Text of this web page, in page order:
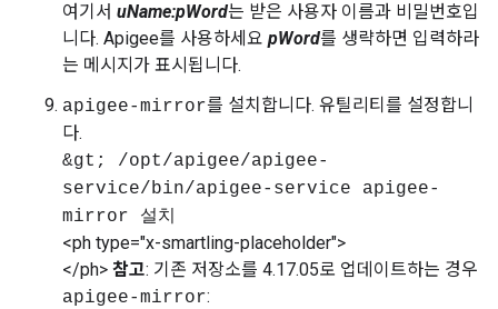
여기서 uName:pWord는 받은 사용자 이름과 비밀번호입
니다. Apigee를 사용하세요 pWord를 생략하면 입력하라
는 메시지가 표시됩니다.
apigee-mirror를 설치합니다. 유틸리티를 설정합니
다.
&gt; /opt/apigee/apigee-
service/bin/apigee-service apigee-
mirror 설치
<ph type="x-smartling-placeholder">
</ph> 참고: 기존 저장소를 4.17.05로 업데이트하는 경우
apigee-mirror: